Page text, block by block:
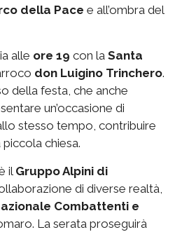
della Pace e all’ombra del
alle ore 19 con la Santa
don Luigino Trinchero.
della festa, che anche
un’occasione di
stesso tempo, contribuire
chiesa.
il Gruppo Alpini di
di diverse realtà,
Combattenti e
La serata proseguirà